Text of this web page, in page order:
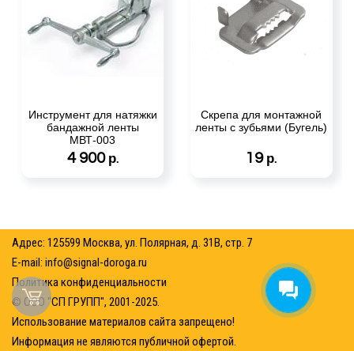
Инструмент для натяжки
бандажной ленты
МВТ-003
4 900 р.
Скрепа для монтажной
ленты с зубьями (Бугель)
19 р.
Адрес: 125599 Москва, ул. Полярная, д. 31В, стр. 7
E-mail: info@signal-doroga.ru
Политика конфиденциальности
© ООО "СП ГРУПП", 2001-2025.
Использование материалов сайта запрещено!
Информация не являются публичной офертой.